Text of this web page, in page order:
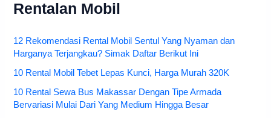
Rentalan Mobil
12 Rekomendasi Rental Mobil Sentul Yang Nyaman dan
Harganya Terjangkau? Simak Daftar Berikut Ini
10 Rental Mobil Tebet Lepas Kunci, Harga Murah 320K
10 Rental Sewa Bus Makassar Dengan Tipe Armada
Bervariasi Mulai Dari Yang Medium Hingga Besar